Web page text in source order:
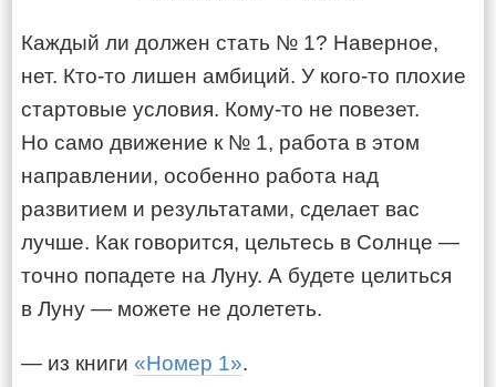
Каждый ли должен стать № 1? Наверное,
нет. Кто-то лишен амбиций. У кого-то плохие
стартовые условия. Кому-то не повезет.
Но само движение к № 1, работа в этом
направлении, особенно работа над
развитием и результатами, сделает вас
лучше. Как говорится, цельтесь в Солнце —
точно попадете на Луну. А будете целиться
в Луну — можете не долететь.
— из книги «Номер 1».